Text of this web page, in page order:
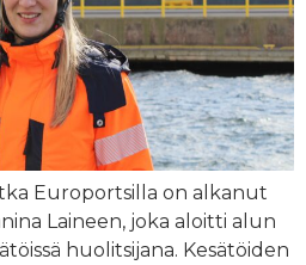
Europortsilla on alkanut
Laineen, joka aloitti alun
huolitsijana. Kesätöiden